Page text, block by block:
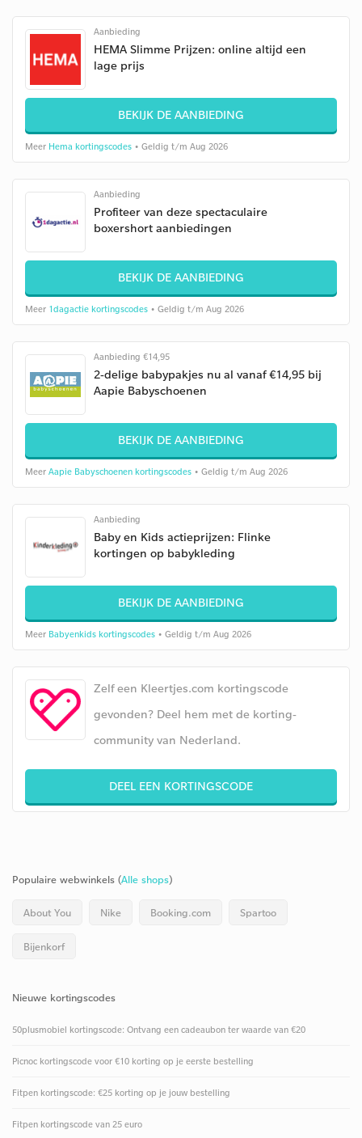
Aanbieding
HEMA Slimme Prijzen: online altijd een
lage prijs
BEKIJK DE AANBIEDING
Meer Hema kortingscodes • Geldig t/m Aug 2026
Aanbieding
Profiteer van deze spectaculaire
boxershort aanbiedingen
BEKIJK DE AANBIEDING
Meer 1dagactie kortingscodes • Geldig t/m Aug 2026
Aanbieding €14,95
2-delige babypakjes nu al vanaf €14,95 bij
Aapie Babyschoenen
BEKIJK DE AANBIEDING
Meer Aapie Babyschoenen kortingscodes • Geldig t/m Aug 2026
Aanbieding
Baby en Kids actieprijzen: Flinke
kortingen op babykleding
BEKIJK DE AANBIEDING
Meer Babyenkids kortingscodes • Geldig t/m Aug 2026
Zelf een Kleertjes.com kortingscode
gevonden? Deel hem met de korting-
community van Nederland.
DEEL EEN KORTINGSCODE
Populaire webwinkels (Alle shops)
About You Nike Booking.com Spartoo
Bijenkorf
Nieuwe kortingscodes
50plusmobiel kortingscode: Ontvang een cadeaubon ter waarde van €20
Picnoc kortingscode voor €10 korting op je eerste bestelling
Fitpen kortingscode: €25 korting op je jouw bestelling
Fitpen kortingscode van 25 euro